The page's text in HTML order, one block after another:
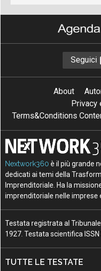
Seguici
About
Privacy
Terms&Conditions
Nextwork360 è il più grande
dedicati ai temi della
Imprenditoriale. Ha la
imprenditoriale nelle imprese
Testata registrata al
1927. Testata scientifica
TUTTE LE TESTATE